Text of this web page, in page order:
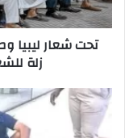
ت
ر
تحت شعار ليبيا
زلة